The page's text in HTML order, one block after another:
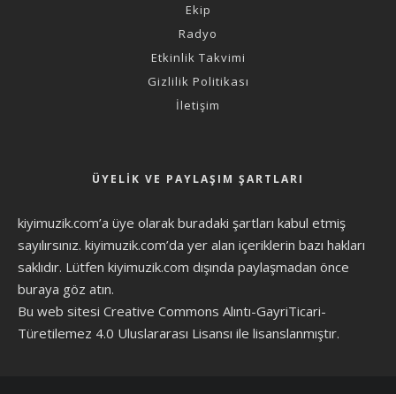
Ekip
Radyo
Etkinlik Takvimi
Gizlilik Politikası
İletişim
ÜYELIK VE PAYLAŞIM ŞARTLARI
kiyimuzik.com’a üye olarak buradaki şartları kabul etmiş
sayılırsınız. kiyimuzik.com’da yer alan içeriklerin bazı hakları
saklıdır. Lütfen kiyimuzik.com dışında paylaşmadan önce
buraya göz atın.
Bu web sitesi Creative Commons Alıntı-GayriTicari-
Türetilemez 4.0 Uluslararası Lisansı ile lisanslanmıştır.